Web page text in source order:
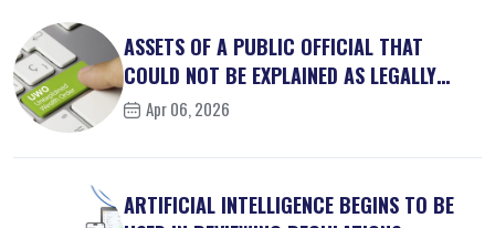
ASSETS OF A PUBLIC OFFICIAL THAT
COULD NOT BE EXPLAINED AS LEGALLY
OBT...
Apr 06, 2026
ARTIFICIAL INTELLIGENCE BEGINS TO BE